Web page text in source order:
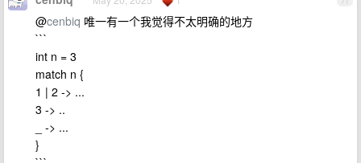
@cenbiq 唯一有一个我觉得不太明确的地方
```
int n = 3
match n {
1 | 2 -> ...
3 -> ..
_ -> ...
}